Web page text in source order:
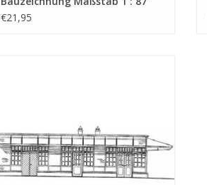
(30.00.006)
€21,95